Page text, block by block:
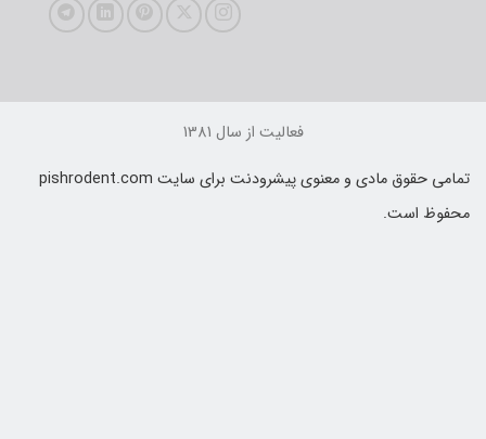
فعالیت از سال 1381
تمامی حقوق مادی و معنوی پیشرودنت برای سایت pishrodent.com
است.